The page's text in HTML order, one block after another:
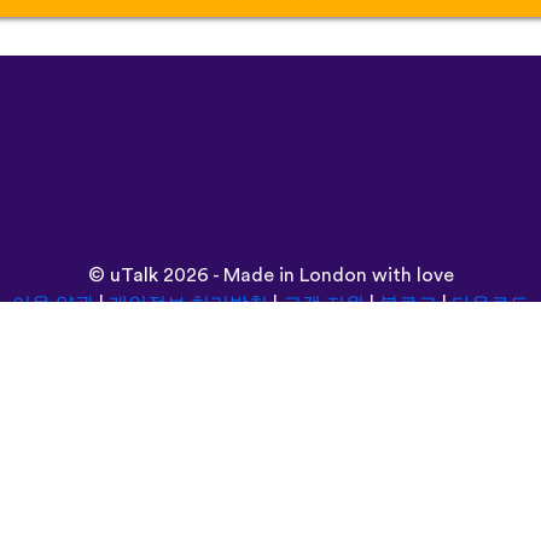
© uTalk2026 - Made in London with love
이용 약관|개인정보 처리방침|고객 지원|블로그|다운로드